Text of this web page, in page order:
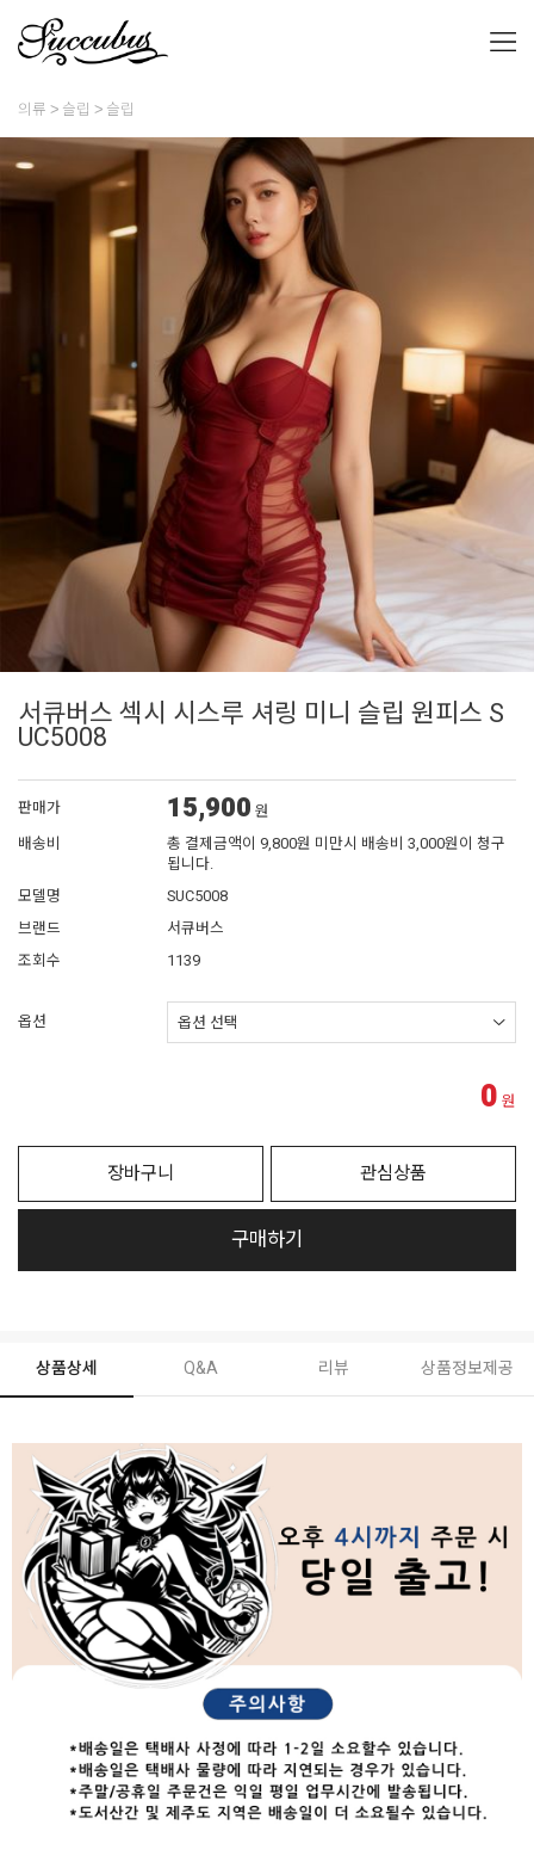
의류 슬립 슬립
서큐버스 섹시 시스루 셔링 미니 슬립 원피스 S
UC5008
판매가 15,900 원
배송비
총 결제금액이 9,800원 미만시 배송비 3,000원이 청구
됩니다.
모델명
SUC5008
브랜드
서큐버스
조회수
1139
옵션
0 원
장바구니 관심상품
구매하기
상품상세 Q&A 리뷰 상품정보제공